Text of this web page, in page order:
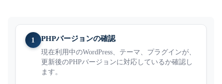
1 PHPバージョンの確認
現在利用中のWordPress、テーマ、プラグインが、
更新後のPHPバージョンに対応しているか確認し
ます。